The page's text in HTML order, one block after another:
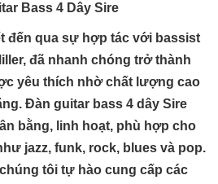
Bass 4 Dây Sire
đến qua sự hợp tác với bassist
đã nhanh chóng trở thành
yêu thích nhờ chất lượng cao
Đàn guitar bass 4 dây Sire
bằng, linh hoạt, phù hợp cho
jazz, funk, rock, blues và pop.
tôi tự hào cung cấp các